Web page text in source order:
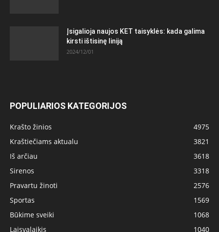
Įsigalioja naujos KET taisyklės: kada galima
kirsti ištisinę liniją
2024/12/01
POPULIARIOS KATEGORIJOS
Krašto žinios
4975
Kraštiečiams aktualu
3821
Iš arčiau
3618
Sirenos
3318
Pravartu žinoti
2576
Sportas
1569
Būkime sveiki
1068
Laisvalaikis
1040